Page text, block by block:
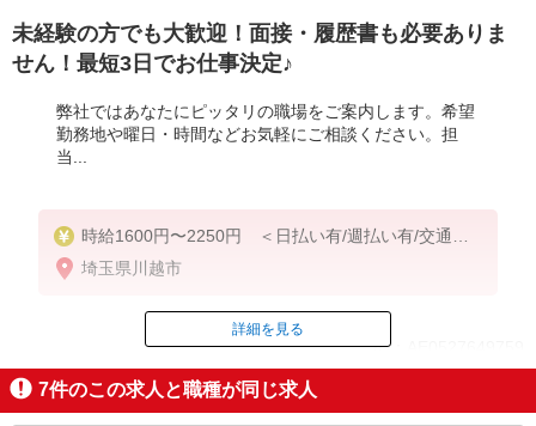
未経験の方でも大歓迎！面接・履歴書も必要ありま
せん！最短3日でお仕事決定♪
弊社ではあなたにピッタリの職場をご案内します。希望
勤務地や曜日・時間などお気軽にご相談ください。担
当...
時給1600円〜2250円 ＜日払い有/週払い有/交通費
全支給(ガソリン代含む)＞
埼玉県川越市
ID：AE0527649759
掲載期間終了
詳細を見る
7件のこの求人と職種が同じ求人